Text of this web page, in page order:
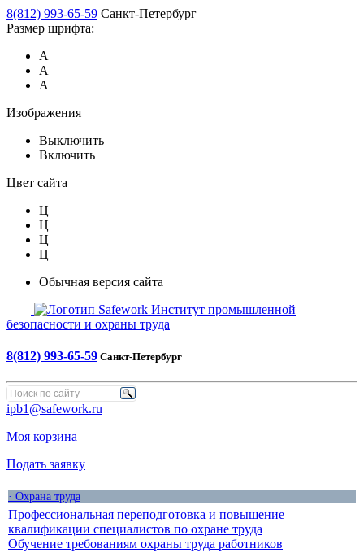
8(812) 993-65-59 Санкт-Петербург
Размер шрифта:
А
А
А
Изображения
Выключить
Включить
Цвет сайта
Ц
Ц
Ц
Ц
Обычная версия сайта
Safework Институт промышленной
безопасности и охраны труда
8(812) 993-65-59 Санкт-Петербург
ipb1@safework.ru
Моя корзина
Подать заявку
· Охрана труда
Профессиональная переподготовка и повышение
квалификации специалистов по охране труда
Обучение требованиям охраны труда работников